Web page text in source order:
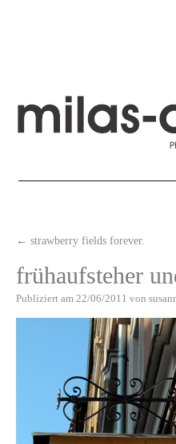
← strawberry fields forever.
frühaufsteher
Publiziert am 22/06/2011 von